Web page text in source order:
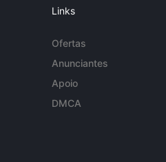
Links
Ofertas
Anunciantes
Apoio
DMCA